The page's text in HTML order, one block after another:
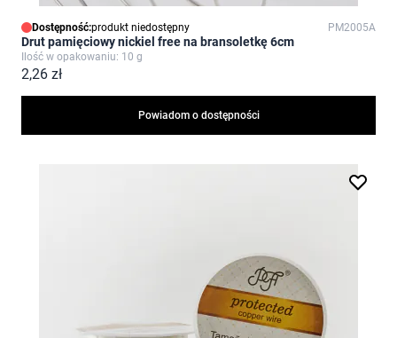
Dostępność:produkt niedostępny PM2005A
Drut pamięciowy nickiel free na bransoletkę 6cm
Ilość w opakowaniu: 10 g
2,26 zł
Powiadom o dostępności